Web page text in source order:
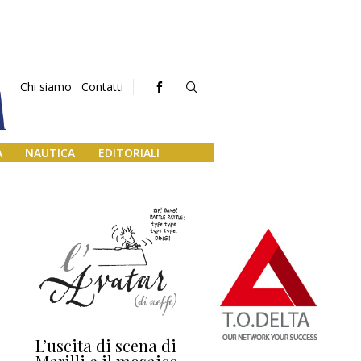
Chi siamo Contatti
NAUTICA EDITORIALI
L’uscita di scena di Darsena a Europa,